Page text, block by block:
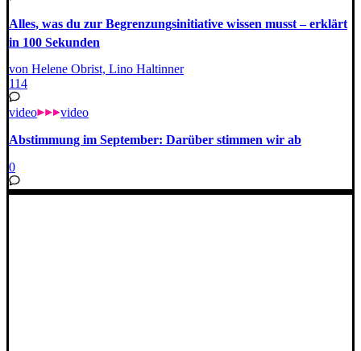
Alles, was du zur Begrenzungsinitiative wissen musst – erklärt
in 100 Sekunden
von Helene Obrist, Lino Haltinner
114
video video
Abstimmung im September: Darüber stimmen wir ab
0